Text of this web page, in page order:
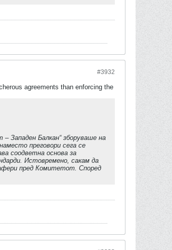
#3932
agreements than enforcing the
Западен Балкан“ зборуваше на
преговори сега се
соодветна основа за
Истовремено, сакам да
пред Комитетот. Според